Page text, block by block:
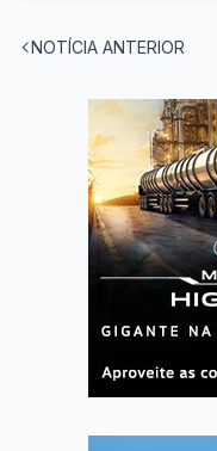
NOTÍCIA ANTERIOR